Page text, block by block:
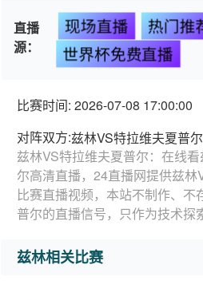
直播
源：
现场直播 热门推
世界杯免费直播
比赛时间: 2026-07-08 17:00:00
对阵双方:兹林VS特拉维夫夏普尔
兹林VS特拉维夫夏普尔：在线
尔高清直播，24直播网提供兹
比赛直播视频，本站不制作、不
普尔的直播信号，只作为技术探
兹林相关比赛